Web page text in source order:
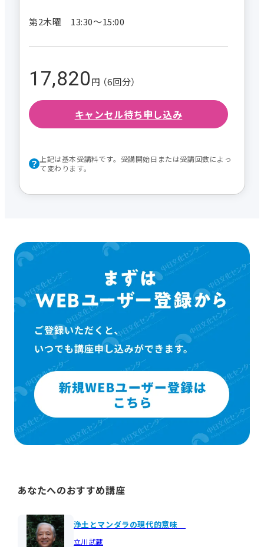
第2木曜 13:30～15:00
17,820円 （6回分）
キャンセル待ち申し込み
上記は基本受講料です。受講開始日または受講回数によっ
て変わります。
あなたへのおすすめ講座
浄土とマンダラの現代的意味
立川武蔵